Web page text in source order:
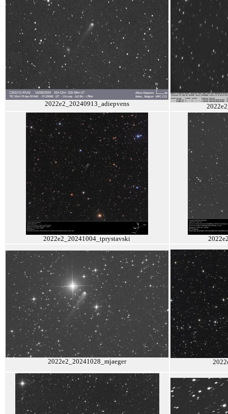
2022e2_20240913_adiepvens
2022e2_20241004_tprystavski
2022e2_20241028_mjaeger